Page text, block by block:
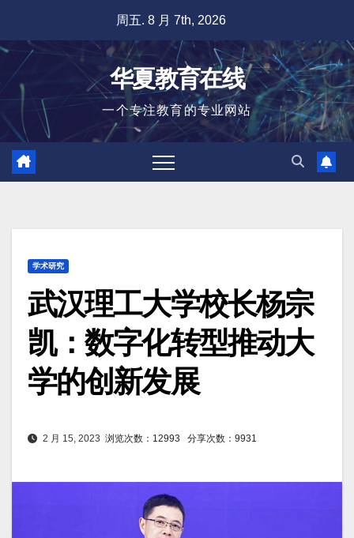
容
周五. 8 月 7th, 2026
华夏教育在线
一个专注教育的专业网站
学术研究
武汉理工大学校长杨宗
凯：数字化转型推动大
学的创新发展
2 月 15, 2023 浏览次数：12993 分享次数：9931